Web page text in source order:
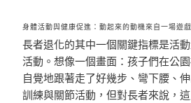
身體活動與健康促進：動起來的動機來自一場遊戲
長者退化的其中一個關鍵指標是活
活動。想像一個畫面：孩子們在公
自覺地跟著走了好幾步、彎下腰、
訓練與關節活動，但對長者來說，